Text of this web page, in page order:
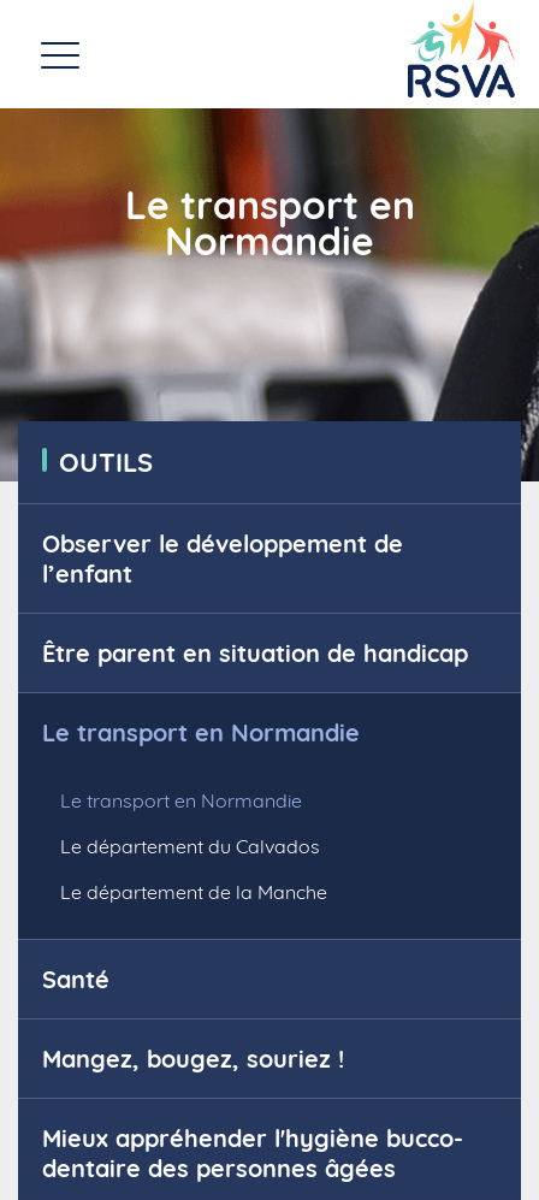
Le transport en
Normandie
OUTILS
Observer le développement de
l’enfant
Être parent en situation de handicap
Le transport en Normandie
Le transport en Normandie
Le département du Calvados
Le département de la Manche
Santé
Mangez, bougez, souriez !
Mieux appréhender l'hygiène bucco-
dentaire des personnes âgées